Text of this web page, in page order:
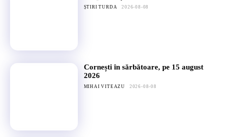
ȘTIRI TURDA 2026-08-08
Cornești în sărbătoare, pe 15 august
2026
MIHAI VITEAZU 2026-08-08